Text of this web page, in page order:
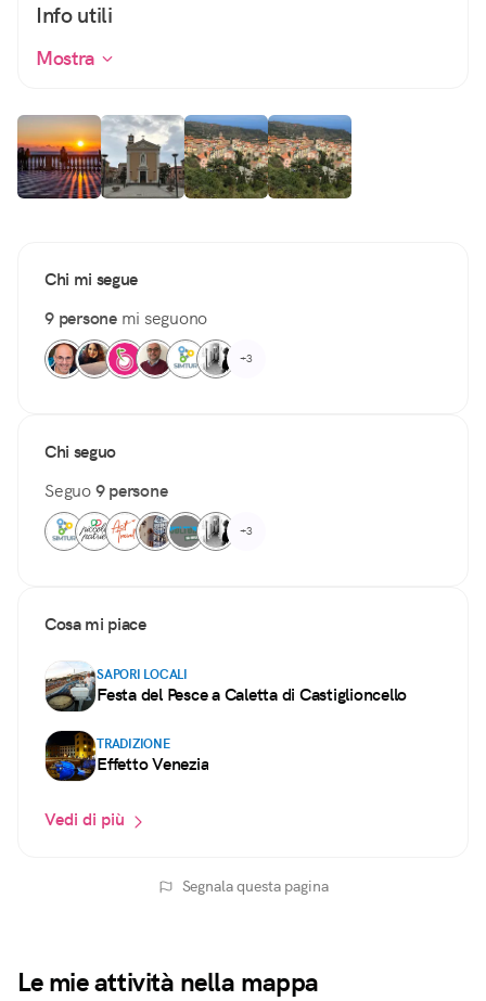
Info utili
Mostra
Chi mi segue
9 personemi seguono
+3
Chi seguo
Seguo9 persone
+3
Cosa mi piace
SAPORI LOCALI
Festa del Pesce a Caletta di Castiglioncello
TRADIZIONE
Effetto Venezia
Vedi di più
Segnala questa pagina
Le mie attività nella mappa